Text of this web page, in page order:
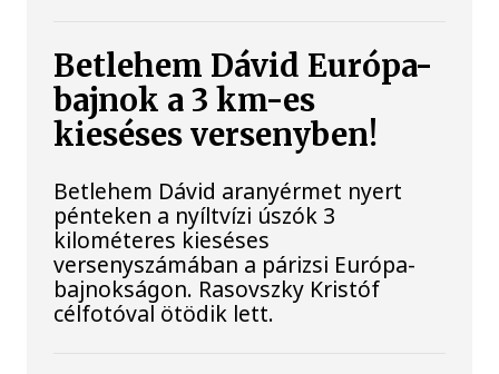
Betlehem Dávid Európa-
bajnok a 3 km-es
kieséses versenyben!
Betlehem Dávid aranyérmet nyert
pénteken a nyíltvízi úszók 3
kilométeres kieséses
versenyszámában a párizsi Európa-
bajnokságon. Rasovszky Kristóf
célfotóval ötödik lett.